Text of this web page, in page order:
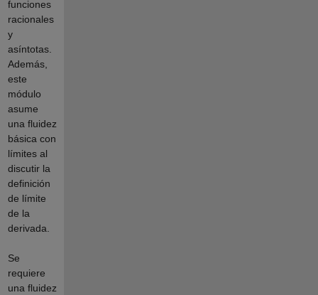
funciones
racionales
y
asíntotas.
Además,
este
módulo
asume
una fluidez
básica con
límites al
discutir la
definición
de límite
de la
derivada.
Se
requiere
una fluidez